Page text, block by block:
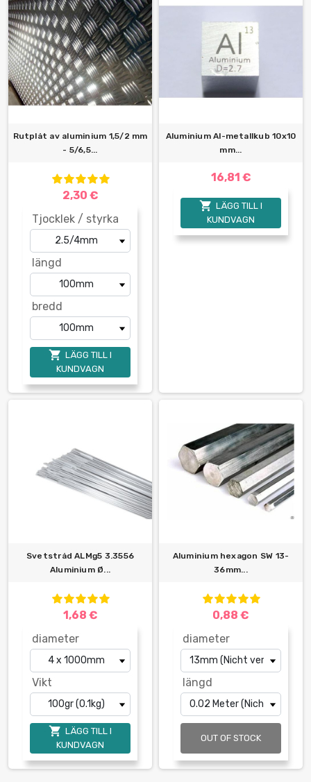
Rutplåt av aluminium 1,5/2 mm
- 5/6,5...
2,30 €
Tjocklek / styrka
längd
bredd
 LÄGG TILL I
KUNDVAGN
Aluminium Al-metallkub 10x10
mm...
16,81 €
 LÄGG TILL I
KUNDVAGN
Svetstråd ALMg5 3.3556
Aluminium Ø...
1,68 €
diameter
Vikt
 LÄGG TILL I
KUNDVAGN
Aluminium hexagon SW 13-
36mm...
0,88 €
diameter
längd
OUT OF STOCK